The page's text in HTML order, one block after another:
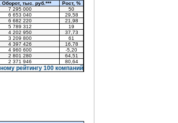
Оборот, тыс. руб.***
Рост, %
7 295 000
50
6 653 040
29,58
6 682 220
21,98
5 789 312
19
4 202 950
37,73
3 209 800
61
4 397 426
16,78
4 960 600
-5,20
2 801 280
64,51
2 371 946
80,64
рейтингу 100 компаний